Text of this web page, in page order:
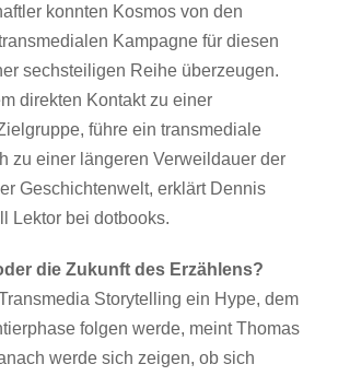
konnten Kosmos von den
Kampagne für diesen
sechsteiligen Reihe überzeugen.
direkten Kontakt zu einer
führe ein transmediale
zu einer längeren Verweildauer der
Geschichtenwelt, erklärt Dennis
Lektor bei dotbooks.
die Zukunft des Erzählens?
Storytelling ein Hype, dem
folgen werde, meint Thomas
werde sich zeigen, ob sich